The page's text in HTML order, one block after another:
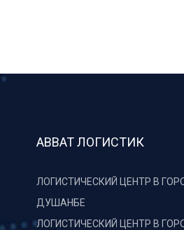
АВВАТ ЛОГИСТИК
ЛОГИСТИЧЕСКИЙ ЦЕНТР В
ДУШАНБЕ
ЛОГИСТИЧЕСКИЙ ЦЕНТР В